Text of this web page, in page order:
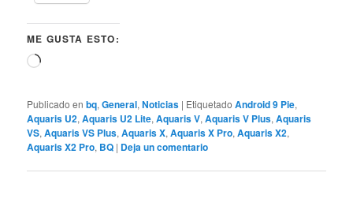
ME GUSTA ESTO:
Cargando...
Publicado en bq,General,Noticias | Etiquetado Android 9 Pie,
Aquaris U2,Aquaris U2 Lite,Aquaris V,Aquaris V Plus,Aquaris
VS,Aquaris VS Plus,Aquaris X,Aquaris X Pro,Aquaris X2,
Aquaris X2 Pro, BQ | Deja un comentario